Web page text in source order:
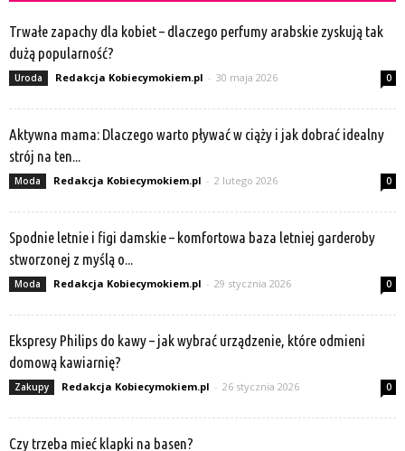
Trwałe zapachy dla kobiet – dlaczego perfumy arabskie zyskują tak
dużą popularność?
Uroda Redakcja Kobiecymokiem.pl - 30 maja 2026 0
Aktywna mama: Dlaczego warto pływać w ciąży i jak dobrać idealny
strój na ten...
Moda Redakcja Kobiecymokiem.pl - 2 lutego 2026 0
Spodnie letnie i figi damskie – komfortowa baza letniej garderoby
stworzonej z myślą o...
Moda Redakcja Kobiecymokiem.pl - 29 stycznia 2026 0
Ekspresy Philips do kawy – jak wybrać urządzenie, które odmieni
domową kawiarnię?
Zakupy Redakcja Kobiecymokiem.pl - 26 stycznia 2026 0
Czy trzeba mieć klapki na basen?